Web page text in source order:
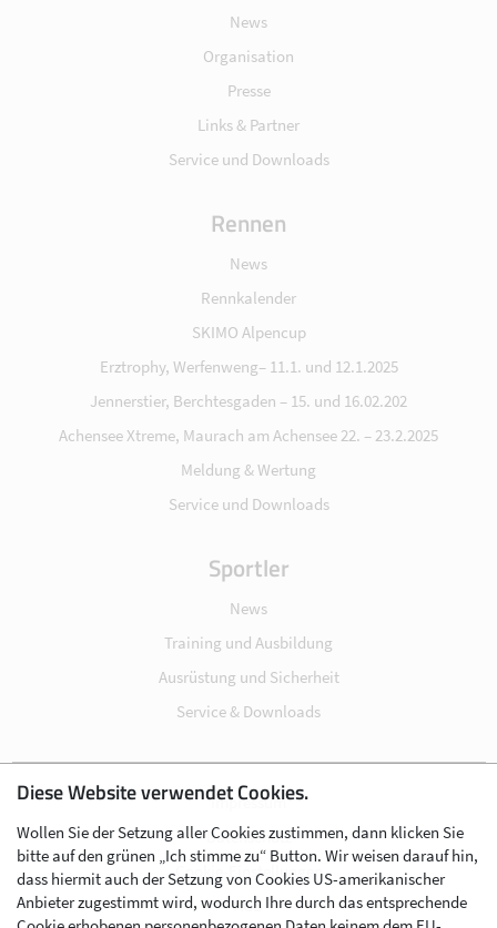
News
Organisation
Presse
Links & Partner
Service und Downloads
Rennen
News
Rennkalender
SKIMO Alpencup
Erztrophy, Werfenweng– 11.1. und 12.1.2025
Jennerstier, Berchtesgaden – 15. und 16.02.202
Achensee Xtreme, Maurach am Achensee 22. – 23.2.2025
Meldung & Wertung
Service und Downloads
Sportler
News
Training und Ausbildung
Ausrüstung und Sicherheit
Service & Downloads
Impressum
Datenschutz
Cookie-Einstellungen
AGB
Diese Website verwendet Cookies.
Wollen Sie der Setzung aller Cookies zustimmen, dann klicken Sie
bitte auf den grünen „Ich stimme zu“ Button. Wir weisen darauf hin,
dass hiermit auch der Setzung von Cookies US-amerikanischer
Anbieter zugestimmt wird, wodurch Ihre durch das entsprechende